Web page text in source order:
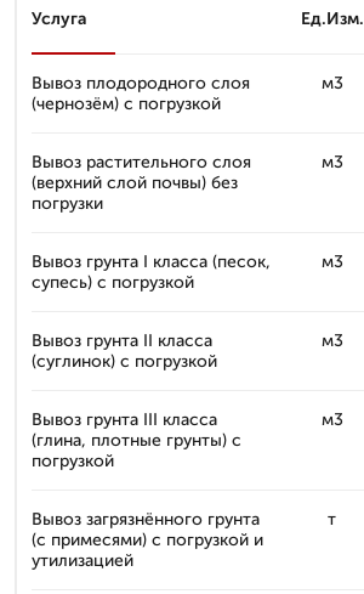
Услуга Ед.Изм.
Вывоз плодородного слоя
(чернозём) с погрузкой
м3
Вывоз растительного слоя
(верхний слой почвы) без
погрузки
м3
Вывоз грунта I класса (песок,
супесь) с погрузкой
м3
Вывоз грунта II класса
(суглинок) с погрузкой
м3
Вывоз грунта III класса
(глина, плотные грунты) с
погрузкой
м3
Вывоз загрязнённого грунта
(с примесями) с погрузкой и
утилизацией
т